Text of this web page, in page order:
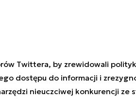
Twittera, by zrewidowali
dostępu do informacji i
nieuczciwej konkurencji ze